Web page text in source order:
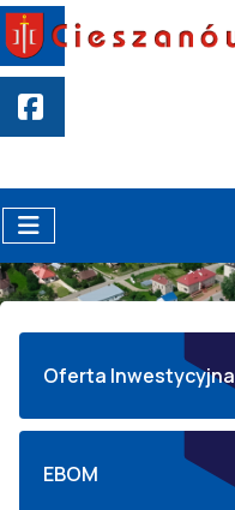
Oferta Inwestycyjna
EBOM